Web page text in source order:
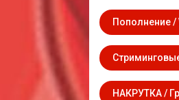
Пополнение /
НАКРУТКА /